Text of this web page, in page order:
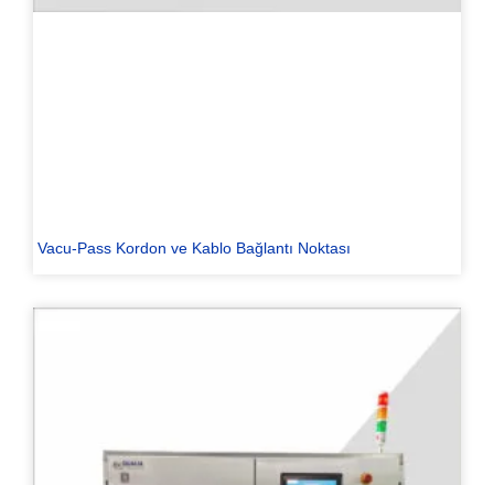
Vacu-Pass Kordon ve Kablo Bağlantı Noktası